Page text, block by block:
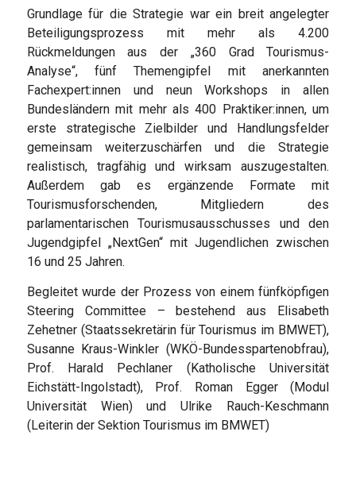
Grundlage für die Strategie war ein breit angelegter
Beteiligungsprozess mit mehr als 4.200
Rückmeldungen aus der „360 Grad Tourismus-
Analyse“, fünf Themengipfel mit anerkannten
Fachexpert:innen und neun Workshops in allen
Bundesländern mit mehr als 400 Praktiker:innen, um
erste strategische Zielbilder und Handlungsfelder
gemeinsam weiterzuschärfen und die Strategie
realistisch, tragfähig und wirksam auszugestalten.
Außerdem gab es ergänzende Formate mit
Tourismusforschenden, Mitgliedern des
parlamentarischen Tourismusausschusses und den
Jugendgipfel „NextGen“ mit Jugendlichen zwischen
16 und 25 Jahren.
Begleitet wurde der Prozess von einem fünfköpfigen
Steering Committee – bestehend aus Elisabeth
Zehetner (Staatssekretärin für Tourismus im BMWET),
Susanne Kraus-Winkler (WKÖ-Bundesspartenobfrau),
Prof. Harald Pechlaner (Katholische Universität
Eichstätt-Ingolstadt), Prof. Roman Egger (Modul
Universität Wien) und Ulrike Rauch-Keschmann
(Leiterin der Sektion Tourismus im BMWET)